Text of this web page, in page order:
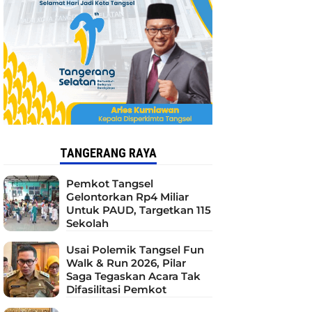
TANGERANG RAYA
Pemkot Tangsel
Gelontorkan Rp4 Miliar
Untuk PAUD, Targetkan 115
Sekolah
Usai Polemik Tangsel Fun
Walk & Run 2026, Pilar
Saga Tegaskan Acara Tak
Difasilitasi Pemkot